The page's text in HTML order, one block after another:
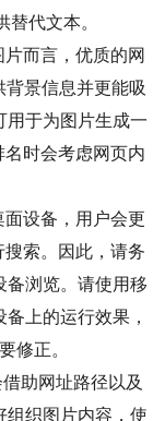
代文本。
而言，优质的网
景信息并更能吸
用于为图片生成一
时会考虑网页内
设备，用户会更
索。因此，请务
备浏览。请使用移
上的运行效果，
修正。
助网址路径以及
组织图片内容，使